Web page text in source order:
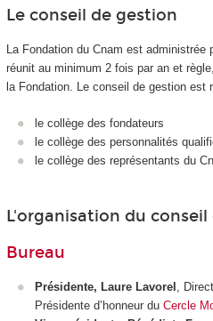
Le conseil de gestion
La Fondation du Cnam est administrée
réunit au minimum 2 fois par an et
la Fondation. Le conseil de gestion est
le collège des fondateurs
le collège des personnalités
le collège des représentants du
L'organisation du
Bureau
Présidente, Laure Lavorel ,
Présidente d’honneur du Cercle